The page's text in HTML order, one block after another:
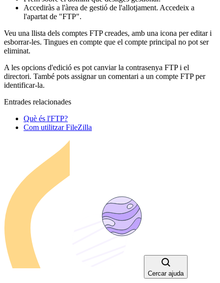
Accediràs a l'àrea de gestió de l'allotjament. Accedeix a
l'apartat de "FTP".
Veu una llista dels comptes FTP creades, amb una icona per editar i
esborrar-les. Tingues en compte que el compte principal no pot ser
eliminat.
A les opcions d'edició es pot canviar la contrasenya FTP i el
directori. També pots assignar un comentari a un compte FTP per
identificar-la.
Entrades relacionades
Què és l'FTP?
Com utilitzar FileZilla
Cercar ajuda